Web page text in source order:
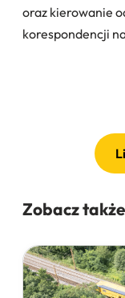
oraz kierowanie
korespondencji
Zobacz także